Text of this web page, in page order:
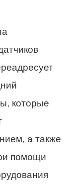
которые
а также
помощи